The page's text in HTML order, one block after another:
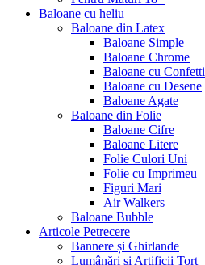
Baloane cu heliu
Baloane din Latex
Baloane Simple
Baloane Chrome
Baloane cu Confetti
Baloane cu Desene
Baloane Agate
Baloane din Folie
Baloane Cifre
Baloane Litere
Folie Culori Uni
Folie cu Imprimeu
Figuri Mari
Air Walkers
Baloane Bubble
Articole Petrecere
Bannere și Ghirlande
Lumânări și Artificii Tort